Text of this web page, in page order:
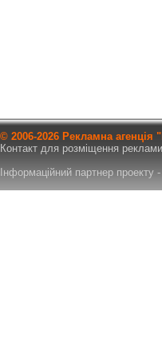
© 2006-2026 Рекламна
Контакт для розміщення
Інформаційний партнер проекту